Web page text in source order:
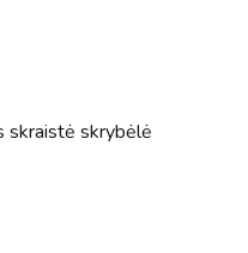
skraistė skrybėlė